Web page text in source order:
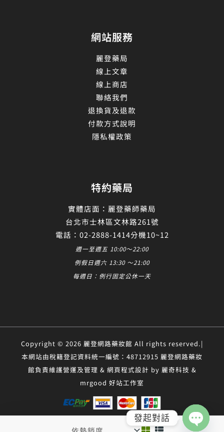
網站服務
麗登藥局
線上文章
線上商店
聯絡我們
退換貨及退款
付款方式說明
隱私權政策
特約藥局
實體店面：麗登藥師藥局
台北市士林區文林路261號
電話：02-2888-1414分機10~12
週一至週五 10:00～22:00
例假日週六 13:30 ～21:00
每週日：例行固定公休一天
Copyright © 2026 麗登網路藥妝館 All rights reserved.|
本網站由稅籍登記資料統一編號：48712915 麗登網路藥妝
館負責維護營運及管理 & 網頁程式設計 by 麗奇科技 &
mrgood 好站工作室
發起對話